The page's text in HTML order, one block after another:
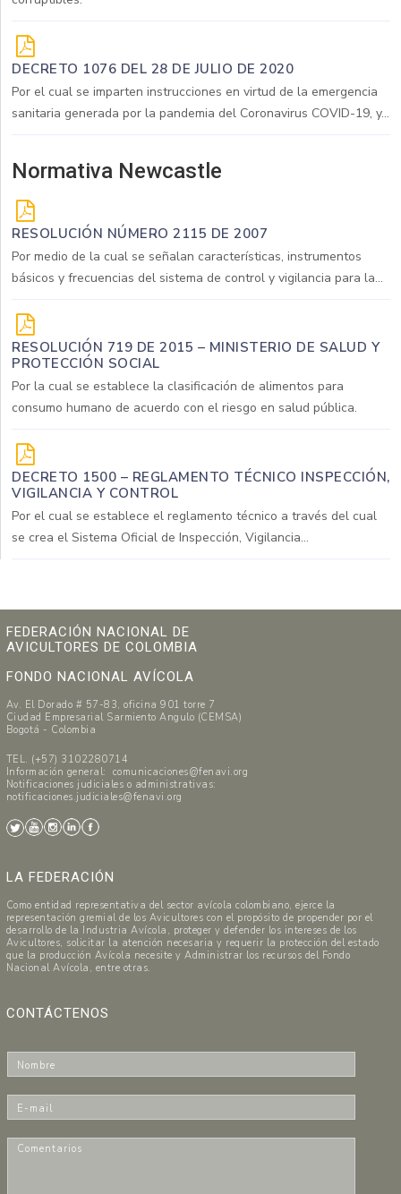
DECRETO 1076 DEL 28 DE JULIO DE 2020
Por el cual se imparten instrucciones en virtud de la emergencia
sanitaria generada por la pandemia del Coronavirus COVID-19, y...
Normativa Newcastle
RESOLUCIÓN NÚMERO 2115 DE 2007
Por medio de la cual se señalan características, instrumentos
básicos y frecuencias del sistema de control y vigilancia para la...
RESOLUCIÓN 719 DE 2015 – MINISTERIO DE SALUD Y
PROTECCIÓN SOCIAL
Por la cual se establece la clasificación de alimentos para
consumo humano de acuerdo con el riesgo en salud pública.
DECRETO 1500 – REGLAMENTO TÉCNICO INSPECCIÓN,
VIGILANCIA Y CONTROL
Por el cual se establece el reglamento técnico a través del cual
se crea el Sistema Oficial de Inspección, Vigilancia...
FEDERACIÓN NACIONAL DE
AVICULTORES DE COLOMBIA
FONDO NACIONAL AVÍCOLA
Av. El Dorado # 57-83, oficina 901 torre 7
Ciudad Empresarial Sarmiento Angulo (CEMSA)
Bogotá - Colombia
TEL. (+57) 3102280714
Información general: comunicaciones@fenavi.org
Notificaciones judiciales o administrativas:
notificaciones.judiciales@fenavi.org
LA FEDERACIÓN
Como entidad representativa del sector avícola colombiano, ejerce la
representación gremial de los Avicultores con el propósito de propender por el
desarrollo de la Industria Avícola, proteger y defender los intereses de los
Avicultores, solicitar la atención necesaria y requerir la protección del estado
que la producción Avícola necesite y Administrar los recursos del Fondo
Nacional Avícola, entre otras.
CONTÁCTENOS
o
m
-
m